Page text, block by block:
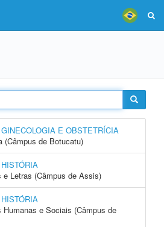
E OBSTETRÍCIA
(Câmpus de Botucatu)
e Letras (Câmpus de Assis)
Humanas e Sociais (Câmpus de